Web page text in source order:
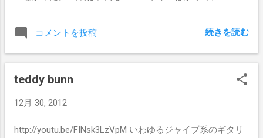
のを感じて、完全にハマった。 それから、一日もかかすこ
となく修行を積み、気が付けば、 ４時間のライブをこなせ
れる人がいるっていいな。 これからも、もっといい演奏が
コメントを投稿 続きを読む
teddy bunn
12月 30, 2012
http://youtu.be/FINsk3LzVpM いわゆるジャイブ系のギタリ